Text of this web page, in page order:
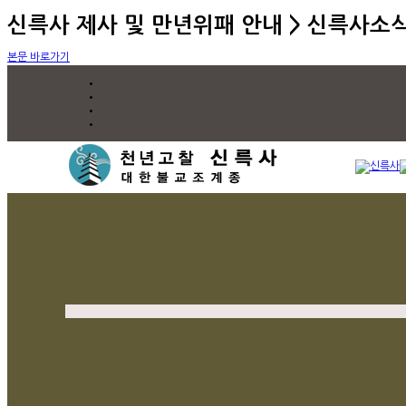
신륵사 제사 및 만년위패 안내 > 신륵사소
본문 바로가기